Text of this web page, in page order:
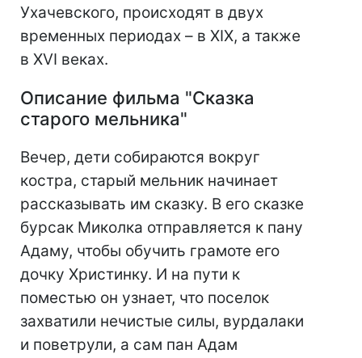
Ухачевского, происходят в двух
временных периодах – в XIX, а также
в XVI веках.
Описание фильма "Сказка
старого мельника"
Вечер, дети собираются вокруг
костра, старый мельник начинает
рассказывать им сказку. В его сказке
бурсак Миколка отправляется к пану
Адаму, чтобы обучить грамоте его
дочку Христинку. И на пути к
поместью он узнает, что поселок
захватили нечистые силы, вурдалаки
и поветрули, а сам пан Адам